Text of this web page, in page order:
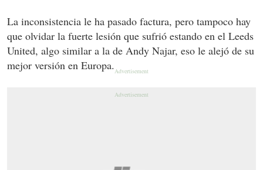
La inconsistencia le ha pasado factura, pero tampoco hay
que olvidar la fuerte lesión que sufrió estando en el Leeds
United, algo similar a la de Andy Najar, eso le alejó de su
mejor versión en Europa.